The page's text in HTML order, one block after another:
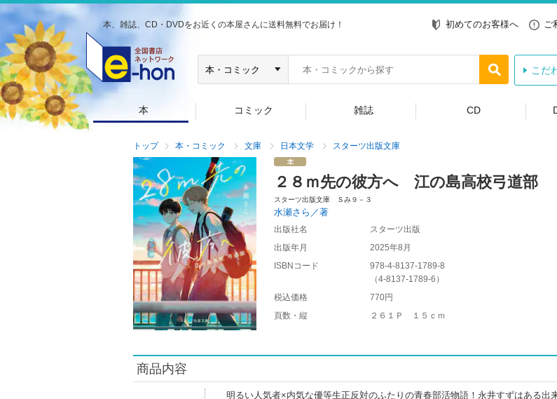
本、雑誌、CD・DVDをお近くの本屋さんに送料無料でお届け！ 初めてのお客様へ ご
こだ
本 コミック 雑誌 CD
トップ 本・コミック 文庫 日本文学 スターツ出版文庫
２８ｍ先の彼方へ 江の島高校弓道部
スターツ出版文庫 Ｓみ９－３
水瀬さら／著
出版社名
スターツ出版
出版年月
2025年8月
ISBNコード
978-4-8137-1789-8
（4-8137-1789-6 ）
税込価格
770円
頁数・縦
２６１Ｐ １５ｃｍ
商品内容
明るい人気者×内気な優等生正反対のふたりの青春部活物語！永井すずはある出